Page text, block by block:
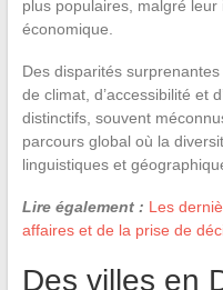
plus populaires, malgré
économique.
Des disparités
de climat, d’accessibilité et
distinctifs, souvent
parcours global où la
linguistiques et
Lire également : Les
affaires et de la prise de
Des villes en